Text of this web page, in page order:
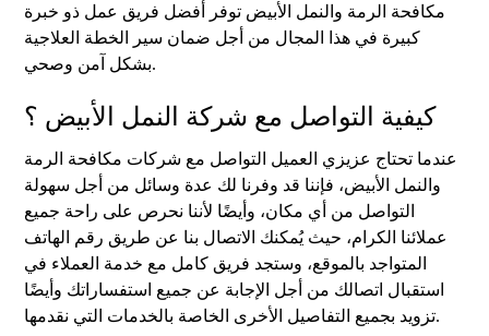
مكافحة الرمة والنمل الأبيض توفر أفضل فريق عمل ذو خبرة
كبيرة في هذا المجال من أجل ضمان سير الخطة العلاجية
بشكل آمن وصحي.
كيفية التواصل مع شركة النمل الأبيض ؟
عندما تحتاج عزيزي العميل التواصل مع شركات مكافحة الرمة
والنمل الأبيض، فإننا قد وفرنا لك عدة وسائل من أجل سهولة
التواصل من أي مكان، وأيضًا لأننا نحرص على راحة جميع
عملائنا الكرام، حيث يُمكنك الاتصال بنا عن طريق رقم الهاتف
المتواجد بالموقع، وستجد فريق كامل مع خدمة العملاء في
استقبال اتصالك من أجل الإجابة عن جميع استفساراتك وأيضًا
تزويد بجميع التفاصيل الأخرى الخاصة بالخدمات التي نقدمها.